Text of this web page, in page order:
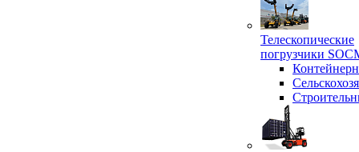
Телескопические
погрузчики